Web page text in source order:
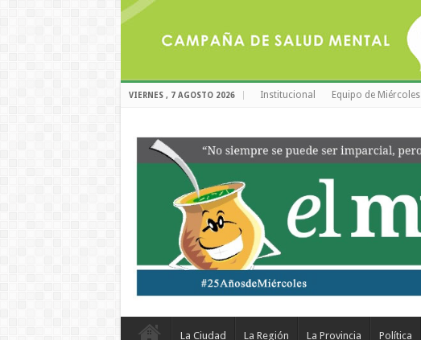
VIERNES , 7 AGOSTO 2026 Institucional Equipo de Miércoles
La Ciudad La Región La Provincia Política